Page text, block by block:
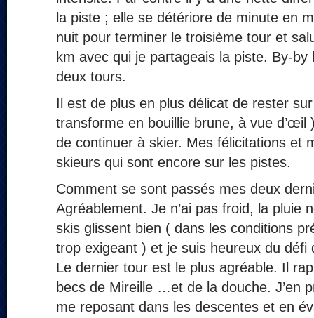
la piste ; elle se détériore de minute en
nuit pour terminer le troisième tour et
km avec qui je partageais la piste. By-
deux tours.
Il est de plus en plus délicat de rester
transforme en bouillie brune, à vue d’œil
de continuer à skier. Mes félicitations et
skieurs qui sont encore sur les pistes.
Comment se sont passés mes deux
Agréablement. Je n’ai pas froid, la pluie
skis glissent bien ( dans les conditions
trop exigeant ) et je suis heureux du défi
Le dernier tour est le plus agréable. Il
becs de Mireille …et de la douche. J’en
me reposant dans les descentes et en